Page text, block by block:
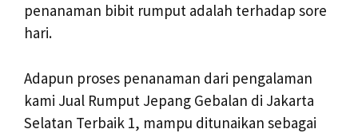
penanaman bibit rumput adalah terhadap sore
hari.
Adapun proses penanaman dari pengalaman
kami Jual Rumput Jepang Gebalan di Jakarta
Selatan Terbaik 1, mampu ditunaikan sebagai